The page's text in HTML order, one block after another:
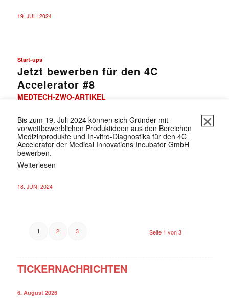
19. JULI 2024
Start-ups
Jetzt bewerben für den 4C
Accelerator #8
MEDTECH-ZWO-ARTIKEL
Bis zum 19. Juli 2024 können sich Gründer mit
vorwettbewerblichen Produktideen aus den Bereichen
Medizinprodukte und In-vitro-Diagnostika für den 4C
Accelerator der Medical Innovations Incubator GmbH
bewerben.
Weiterlesen
18. JUNI 2024
Seite 1 von 3
1 2 3
TICKERNACHRICHTEN
6. August 2026